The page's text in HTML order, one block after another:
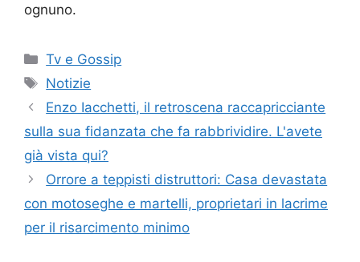
ognuno.
Categorie
Tv e Gossip
Tag
Notizie
Enzo Iacchetti, il retroscena raccapricciante
sulla sua fidanzata che fa rabbrividire. L'avete
già vista qui?
Orrore a teppisti distruttori: Casa devastata
con motoseghe e martelli, proprietari in lacrime
per il risarcimento minimo